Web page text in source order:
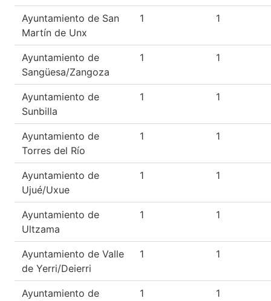
Ayuntamiento de San
Martín de Unx
1 1
Ayuntamiento de
Sangüesa/Zangoza
1 1
Ayuntamiento de
Sunbilla
1 1
Ayuntamiento de
Torres del Río
1 1
Ayuntamiento de
Ujué/Uxue
1 1
Ayuntamiento de
Ultzama
1 1
Ayuntamiento de Valle
de Yerri/Deierri
1 1
Ayuntamiento de
1 1